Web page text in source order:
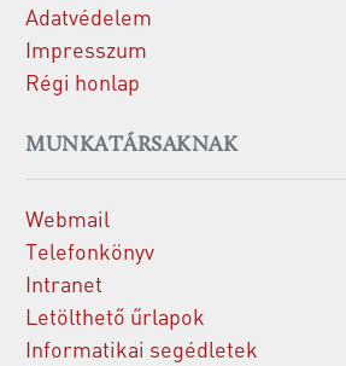
Adatvédelem
Impresszum
Régi honlap
MUNKATÁRSAKNAK
Webmail
Telefonkönyv
Intranet
Letölthető űrlapok
Informatikai segédletek